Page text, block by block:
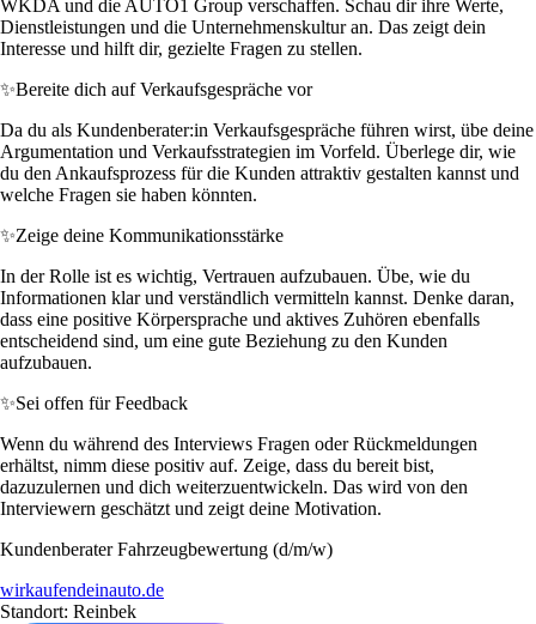
WKDA und die AUTO1 Group verschaffen. Schau dir ihre Werte,
Dienstleistungen und die Unternehmenskultur an. Das zeigt dein
Interesse und hilft dir, gezielte Fragen zu stellen.
✨Bereite dich auf Verkaufsgespräche vor
Da du als Kundenberater:in Verkaufsgespräche führen wirst, übe deine
Argumentation und Verkaufsstrategien im Vorfeld. Überlege dir, wie
du den Ankaufsprozess für die Kunden attraktiv gestalten kannst und
welche Fragen sie haben könnten.
✨Zeige deine Kommunikationsstärke
In der Rolle ist es wichtig, Vertrauen aufzubauen. Übe, wie du
Informationen klar und verständlich vermitteln kannst. Denke daran,
dass eine positive Körpersprache und aktives Zuhören ebenfalls
entscheidend sind, um eine gute Beziehung zu den Kunden
aufzubauen.
✨Sei offen für Feedback
Wenn du während des Interviews Fragen oder Rückmeldungen
erhältst, nimm diese positiv auf. Zeige, dass du bereit bist,
dazuzulernen und dich weiterzuentwickeln. Das wird von den
Interviewern geschätzt und zeigt deine Motivation.
Kundenberater Fahrzeugbewertung (d/m/w)
wirkaufendeinauto.de
Standort: Reinbek